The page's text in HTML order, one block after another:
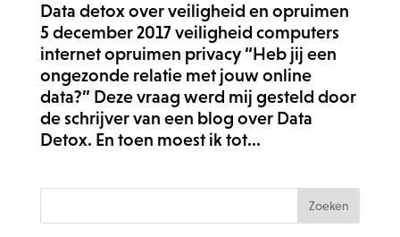
Data detox over veiligheid en opruimen
5 december 2017 veiligheid computers
internet opruimen privacy “Heb jij een
ongezonde relatie met jouw online
data?” Deze vraag werd mij gesteld door
de schrijver van een blog over Data
Detox. En toen moest ik tot...